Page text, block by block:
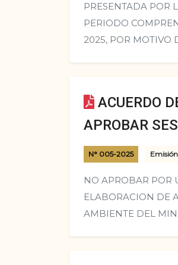
PRESENTADA POR
PERIODO
2025, POR MOTIVO
ACUERDO
APROBAR
N° 005-2025
NO APROBAR
ELABORACION DE
AMBIENTE DEL